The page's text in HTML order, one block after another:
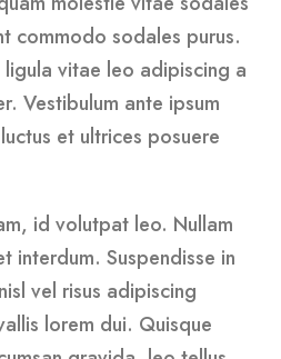
commodo sodales purus.
vitae leo adipiscing a
Vestibulum ante ipsum
et ultrices posuere
id volutpat leo. Nullam
interdum. Suspendisse in
vel risus adipiscing
lorem dui. Quisque